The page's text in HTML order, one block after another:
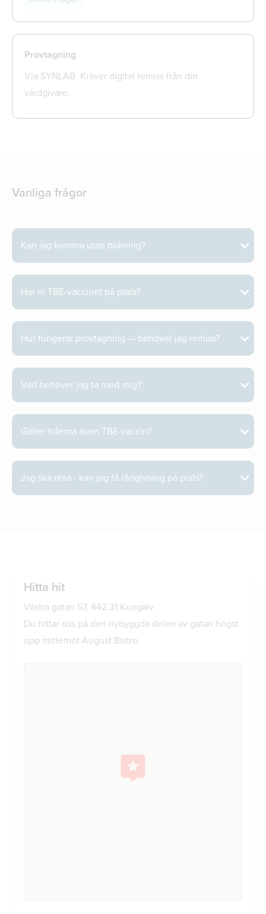
Provtagning
Via SYNLAB. Kräver digital remiss från din
vårdgivare.
Vanliga frågor
Kan jag komma utan bokning?
Har ni TBE-vaccinet på plats?
Hur fungerar provtagning — behöver jag remiss?
Vad behöver jag ta med mig?
Gäller tiderna även TBE-vaccin?
Jag ska resa - kan jag få rådgivning på plats?
Hitta hit
Västra gatan 57, 442 31 Kungälv
Du hittar oss på den nybyggda delen av gatan högst
upp mittemot August Bistro.